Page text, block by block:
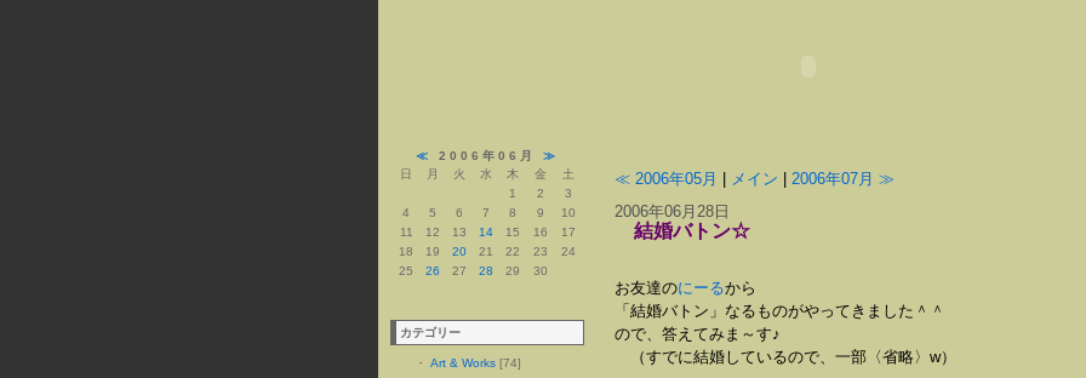
≪ 2006年06月 ≫
日
月 火 水 木 金
土
1
2
3
4
5 6 7 8 9
10
11
12 13 14 15 16
17
18
19 20 21 22 23
24
25
26 27 28 29 30
カテゴリー
・ Art & Works [74]
≪ 2006年05月 メイン
2006年07月 ≫
2006年06月28日
結婚バトン☆
お友達のにーるから
「結婚バトン」なるものがやってきました＾＾
ので、答えてみま～す♪
（すでに結婚しているので、一部〈省略〉w）